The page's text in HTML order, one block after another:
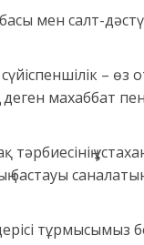
мен салт-
– өз
деген махаббат
тәрбиесінің
бастауы
тұрмысымыз